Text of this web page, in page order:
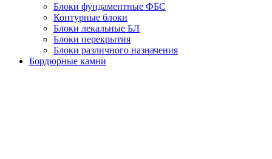
Блоки фундаментные ФБС
Контурные блоки
Блоки лекальные БЛ
Блоки перекрытия
Блоки различного назначения
Бордюрные камни